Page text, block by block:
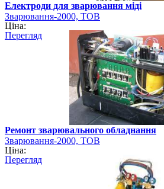
Електроди для зварювання міді
Зварювання-2000, ТОВ
Ціна:
Перегляд
Ремонт зварювального обладнання
Зварювання-2000, ТОВ
Ціна:
Перегляд